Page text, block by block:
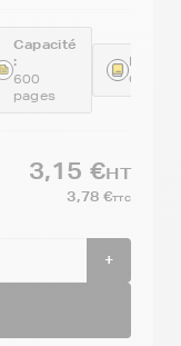
Capacité
:
600
pages
3,15 €HT
3,78 €TTC
+